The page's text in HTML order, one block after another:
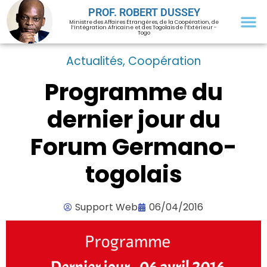
PROF. ROBERT DUSSEY
Ministre des Affaires Étrangères, de la Coopération, de
l’Intégration Africaine et des Togolais de l’Extérieur -
Togo
Actualités, Coopération
Programme du
dernier jour du
Forum Germano-
togolais
Support Web 06/04/2016